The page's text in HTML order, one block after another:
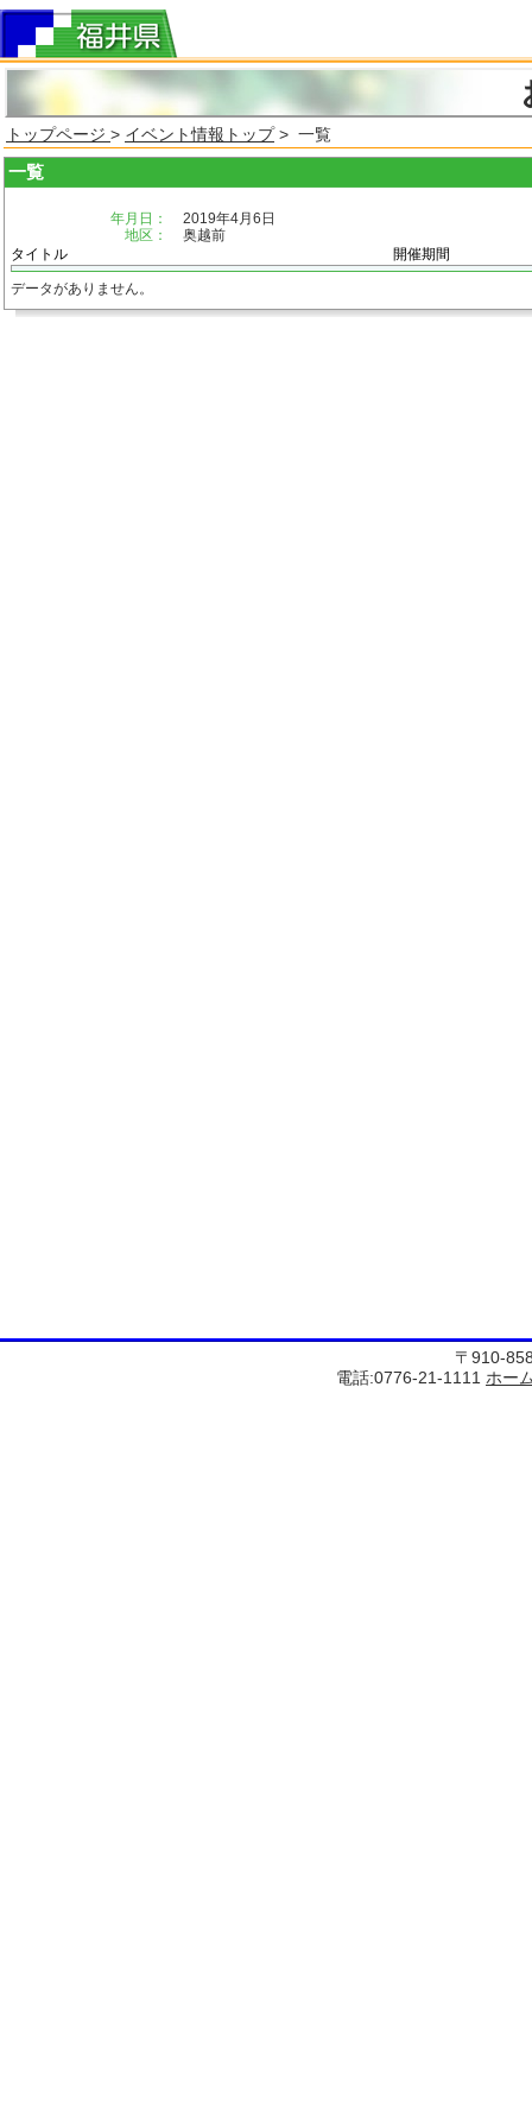
トップページ > イベント情報トップ> 一覧
一覧
年月日：
2019年4月6日
地区：
奥越前
タイトル
開催期間
データがありません。
〒910-
電話:0776-21-1111 ホー